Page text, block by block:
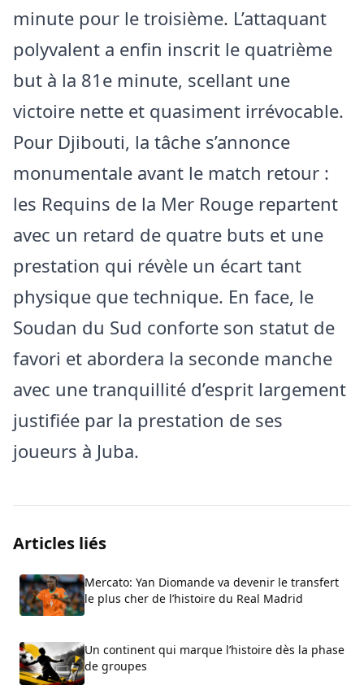
minute pour le troisième. L’attaquant
polyvalent a enfin inscrit le quatrième
but à la 81e minute, scellant une
victoire nette et quasiment irrévocable.
Pour Djibouti, la tâche s’annonce
monumentale avant le match retour :
les Requins de la Mer Rouge repartent
avec un retard de quatre buts et une
prestation qui révèle un écart tant
physique que technique. En face, le
Soudan du Sud conforte son statut de
favori et abordera la seconde manche
avec une tranquillité d’esprit largement
justifiée par la prestation de ses
joueurs à Juba.
Articles liés
Mercato: Yan Diomande va devenir le transfert
le plus cher de l’histoire du Real Madrid
Un continent qui marque l’histoire dès la phase
de groupes